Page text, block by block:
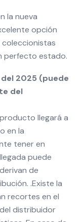
la nueva
opción
perfecto estado.
2025 (puede
del
llegará a
en la
tener en
puede
de
.Existe la
recortes en el
distribuidor